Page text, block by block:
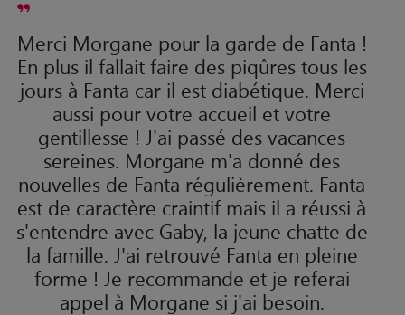
Merci Morgane pour la garde de Fanta !
En plus il fallait faire des piqûres tous les
jours à Fanta car il est diabétique. Merci
aussi pour votre accueil et votre
gentillesse ! J'ai passé des vacances
sereines. Morgane m'a donné des
nouvelles de Fanta régulièrement. Fanta
est de caractère craintif mais il a réussi à
s'entendre avec Gaby, la jeune chatte de
la famille. J'ai retrouvé Fanta en pleine
forme ! Je recommande et je referai
appel à Morgane si j'ai besoin.